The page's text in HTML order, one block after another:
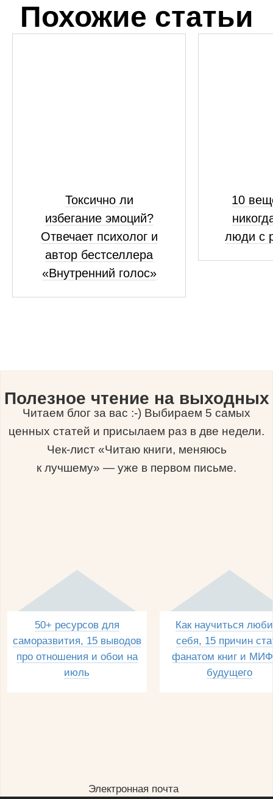
Похожие статьи
Токсично ли
избегание эмоций?
Отвечает психолог и
автор бестселлера
«Внутренний голос»
10
люди с
Полезное чтение на выходных
Читаем блог за вас :-) Выбираем 5 самых
ценных статей и присылаем раз в две недели.
Чек-лист «Читаю книги, меняюсь
к лучшему» — уже в первом письме.
50+ ресурсов для
саморазвития, 15 выводов
про отношения и обои на
июль
Как научиться
себя, 15 причин
фанатом книг и
будущего
Электронная почта